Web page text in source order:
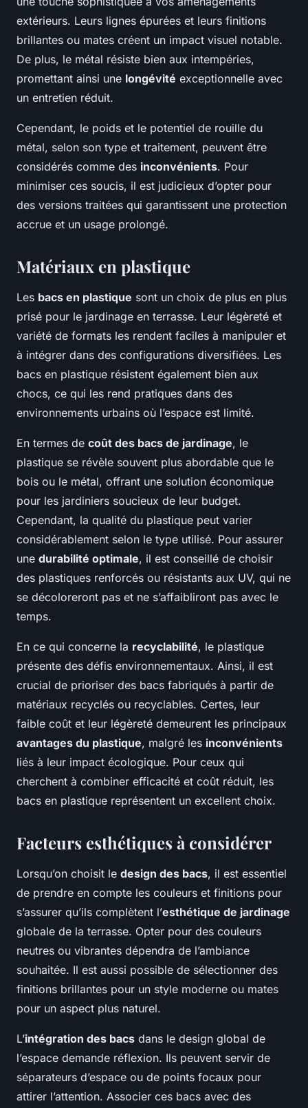
extérieurs. Leurs lignes épurées et leurs finitions
brillantes ou mates créent un impact visuel notable.
De plus, le métal résiste bien aux intempéries,
promettant ainsi une longévité exceptionnelle avec
un entretien réduit.
Cependant, le poids et le potentiel de rouille du
métal, selon son type et traitement, peuvent être
considérés comme des inconvénients. Pour
minimiser ces soucis, il est judicieux d’opter pour
des versions traitées qui garantissent une protection
accrue et un usage prolongé.
Matériaux en plastique
Les bacs en plastique sont un choix de plus en plus
prisé pour le jardinage en terrasse. Leur légèreté et
variété de formats les rendent faciles à manipuler et
à intégrer dans des configurations diversifiées. Les
bacs en plastique résistent également bien aux
chocs, ce qui les rend pratiques dans des
environnements urbains où l’espace est limité.
En termes de coût des bacs de jardinage, le
plastique se révèle souvent plus abordable que le
bois ou le métal, offrant une solution économique
pour les jardiniers soucieux de leur budget.
Cependant, la qualité du plastique peut varier
considérablement selon le type utilisé. Pour assurer
une durabilité optimale, il est conseillé de choisir
des plastiques renforcés ou résistants aux UV, qui ne
se décoloreront pas et ne s’affaibliront pas avec le
temps.
En ce qui concerne la recyclabilité, le plastique
présente des défis environnementaux. Ainsi, il est
crucial de prioriser des bacs fabriqués à partir de
matériaux recyclés ou recyclables. Certes, leur
faible coût et leur légèreté demeurent les principaux
avantages du plastique, malgré les inconvénients
liés à leur impact écologique. Pour ceux qui
cherchent à combiner efficacité et coût réduit, les
bacs en plastique représentent un excellent choix.
Facteurs esthétiques à considérer
Lorsqu’on choisit le design des bacs, il est essentiel
de prendre en compte les couleurs et finitions pour
s’assurer qu’ils complètent l’esthétique de jardinage
globale de la terrasse. Opter pour des couleurs
neutres ou vibrantes dépendra de l’ambiance
souhaitée. Il est aussi possible de sélectionner des
finitions brillantes pour un style moderne ou mates
pour un aspect plus naturel.
L’intégration des bacs dans le design global de
l’espace demande réflexion. Ils peuvent servir de
séparateurs d’espace ou de points focaux pour
attirer l’attention. Associer ces bacs avec des